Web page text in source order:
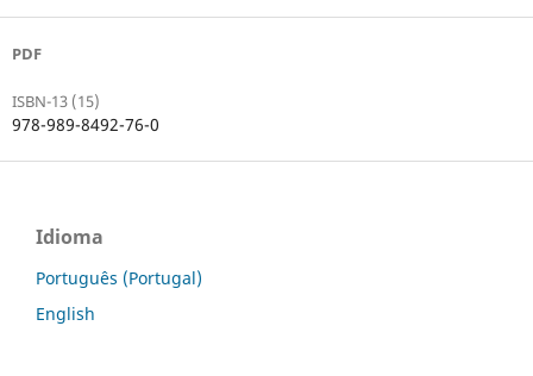
PDF
ISBN-13 (15)
978-989-8492-76-0
Idioma
Português (Portugal)
English